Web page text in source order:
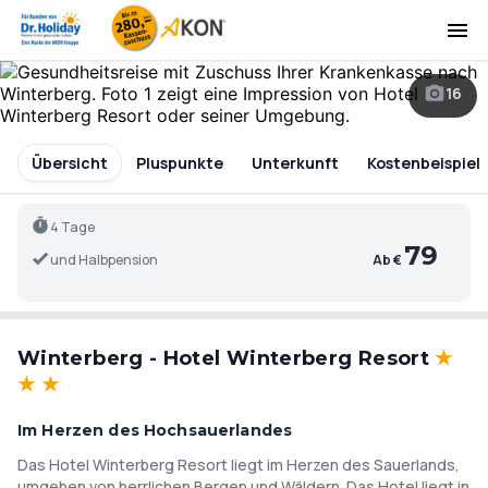
16
Übersicht Pluspunkte Unterkunft Kostenbeispiel
4 Tage
und Halbpension
Ab €79
Winterberg - Hotel Winterberg Resort★
★ ★
Im Herzen des Hochsauerlandes
Das Hotel Winterberg Resort liegt im Herzen des Sauerlands,